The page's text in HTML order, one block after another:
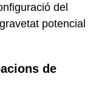
del
potencial
de